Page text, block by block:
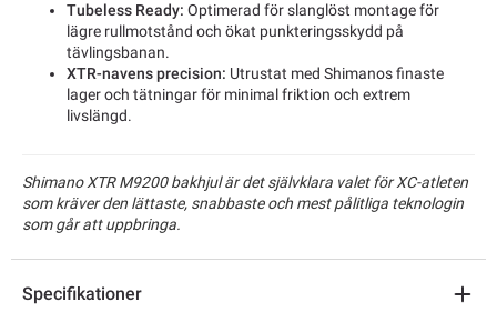
Tubeless Ready: Optimerad för slanglöst montage för
lägre rullmotstånd och ökat punkteringsskydd på
tävlingsbanan.
XTR-navens precision: Utrustat med Shimanos finaste
lager och tätningar för minimal friktion och extrem
livslängd.
Shimano XTR M9200 bakhjul är det självklara valet för XC-atleten
som kräver den lättaste, snabbaste och mest pålitliga teknologin
som går att uppbringa.
Specifikationer